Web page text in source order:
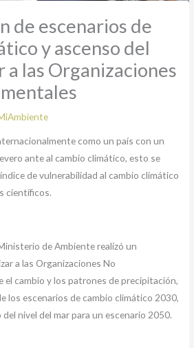
de escenarios de
y ascenso del
a las Organizaciones
como un país con un
ante al cambio climático, esto se
de vulnerabilidad al cambio climático
científicos.
de Ambiente realizó un
a las Organizaciones No
el cambio y los patrones de precipitación,
los escenarios de cambio climático 2030,
nivel del mar para un escenario 2050.